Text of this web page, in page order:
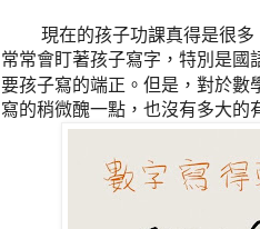
現在的孩子功課真得是很
常常會盯著孩子寫字，特別是國
要孩子寫的端正。但是，對於數
寫的稍微醜一點，也沒有多大的